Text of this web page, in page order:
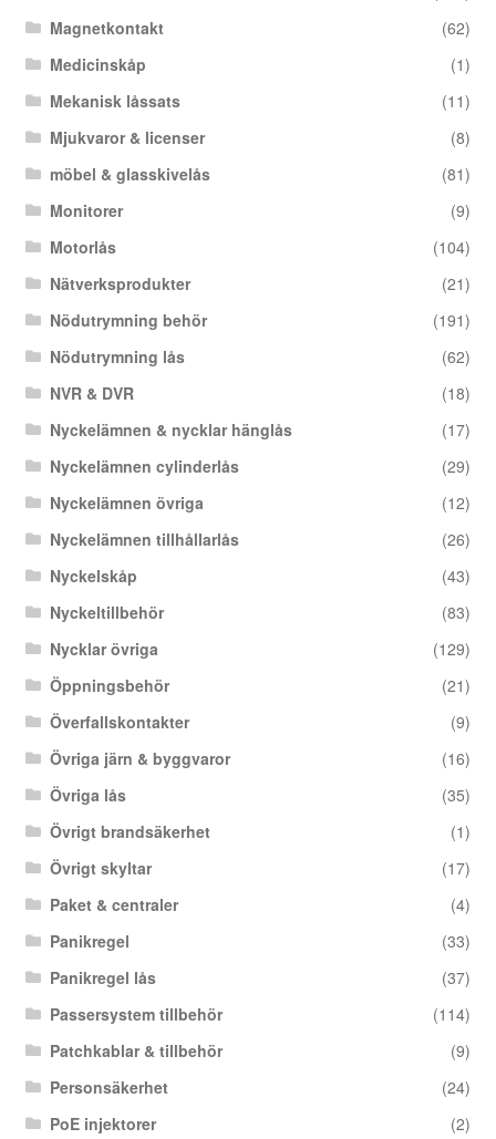
Magnetkontakt
(62)
Medicinskåp
(1)
Mekanisk låssats
(11)
Mjukvaror & licenser
(8)
möbel & glasskivelås
(81)
Monitorer
(9)
Motorlås
(104)
Nätverksprodukter
(21)
Nödutrymning behör
(191)
Nödutrymning lås
(62)
NVR & DVR
(18)
Nyckelämnen & nycklar hänglås
(17)
Nyckelämnen cylinderlås
(29)
Nyckelämnen övriga
(12)
Nyckelämnen tillhållarlås
(26)
Nyckelskåp
(43)
Nyckeltillbehör
(83)
Nycklar övriga
(129)
Öppningsbehör
(21)
Överfallskontakter
(9)
Övriga järn & byggvaror
(16)
Övriga lås
(35)
Övrigt brandsäkerhet
(1)
Övrigt skyltar
(17)
Paket & centraler
(4)
Panikregel
(33)
Panikregel lås
(37)
Passersystem tillbehör
(114)
Patchkablar & tillbehör
(9)
Personsäkerhet
(24)
PoE injektorer
(2)